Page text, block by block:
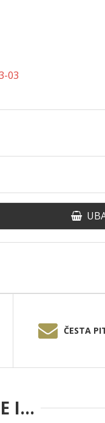
03
ČESTA
I...